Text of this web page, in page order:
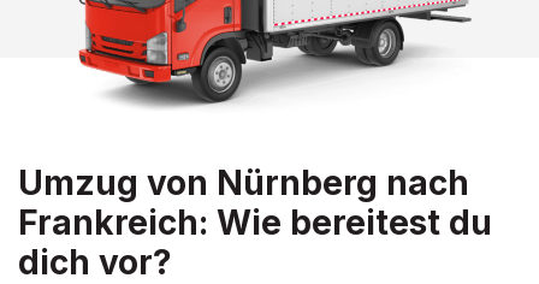
Umzug von Nürnberg nach
Frankreich: Wie bereitest du
dich vor?